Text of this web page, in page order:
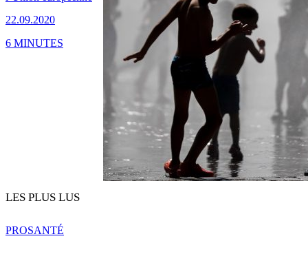
22.09.2020
6 MINUTES
LES PLUS LUS
PROSANTÉ